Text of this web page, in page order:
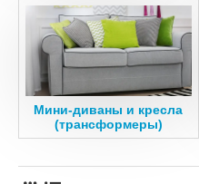
Мини-диваны и кресла
(трансформеры)